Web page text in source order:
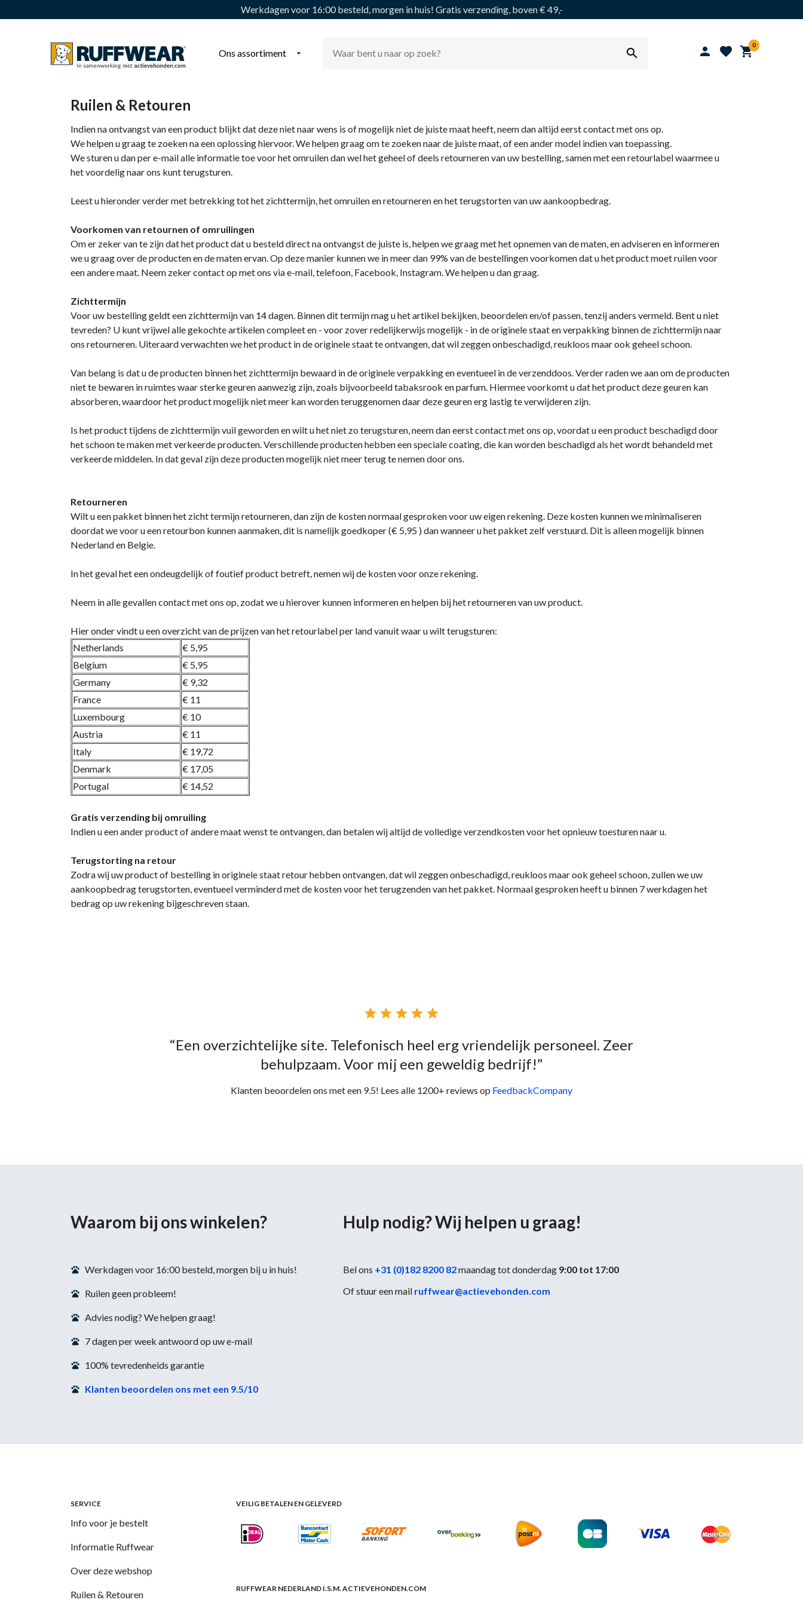
Werkdagen voor 16:00 besteld, morgen in huis! Gratis verzending, boven € 49,-
  0

Ons assortiment 
Ruilen & Retouren
Indien na ontvangst van een product blijkt dat deze niet naar wens is of mogelijk niet de juiste maat heeft, neem dan altijd eerst contact met ons op.
We helpen u graag te zoeken na een oplossing hiervoor. We helpen graag om te zoeken naar de juiste maat, of een ander model indien van toepassing.
We sturen u dan per e-mail alle informatie toe voor het omruilen dan wel het geheel of deels retourneren van uw bestelling, samen met een retourlabel waarmee u
het voordelig naar ons kunt terugsturen.
Leest u hieronder verder met betrekking tot het zichttermijn, het omruilen en retourneren en het terugstorten van uw aankoopbedrag.
Voorkomen van retournen of omruilingen
Om er zeker van te zijn dat het product dat u besteld direct na ontvangst de juiste is, helpen we graag met het opnemen van de maten, en adviseren en informeren
we u graag over de producten en de maten ervan. Op deze manier kunnen we in meer dan 99% van de bestellingen voorkomen dat u het product moet ruilen voor
een andere maat. Neem zeker contact op met ons via e-mail, telefoon, Facebook, Instagram. We helpen u dan graag.
Zichttermijn
Voor uw bestelling geldt een zichttermijn van 14 dagen. Binnen dit termijn mag u het artikel bekijken, beoordelen en/of passen, tenzij anders vermeld. Bent u niet
tevreden? U kunt vrijwel alle gekochte artikelen compleet en - voor zover redelijkerwijs mogelijk - in de originele staat en verpakking binnen de zichttermijn naar
ons retourneren. Uiteraard verwachten we het product in de originele staat te ontvangen, dat wil zeggen onbeschadigd, reukloos maar ook geheel schoon.
Van belang is dat u de producten binnen het zichttermijn bewaard in de originele verpakking en eventueel in de verzenddoos. Verder raden we aan om de producten
niet te bewaren in ruimtes waar sterke geuren aanwezig zijn, zoals bijvoorbeeld tabaksrook en parfum. Hiermee voorkomt u dat het product deze geuren kan
absorberen, waardoor het product mogelijk niet meer kan worden teruggenomen daar deze geuren erg lastig te verwijderen zijn.
Is het product tijdens de zichttermijn vuil geworden en wilt u het niet zo terugsturen, neem dan eerst contact met ons op, voordat u een product beschadigd door
het schoon te maken met verkeerde producten. Verschillende producten hebben een speciale coating, die kan worden beschadigd als het wordt behandeld met
verkeerde middelen. In dat geval zijn deze producten mogelijk niet meer terug te nemen door ons.
Retourneren
Wilt u een pakket binnen het zicht termijn retourneren, dan zijn de kosten normaal gesproken voor uw eigen rekening. Deze kosten kunnen we minimaliseren
doordat we voor u een retourbon kunnen aanmaken, dit is namelijk goedkoper (€ 5,95 ) dan wanneer u het pakket zelf verstuurd. Dit is alleen mogelijk binnen
Nederland en Belgie.
In het geval het een ondeugdelijk of foutief product betreft, nemen wij de kosten voor onze rekening.
Neem in alle gevallen contact met ons op, zodat we u hierover kunnen informeren en helpen bij het retourneren van uw product.
Hier onder vindt u een overzicht van de prijzen van het retourlabel per land vanuit waar u wilt terugsturen:
Netherlands
€ 5,95
Belgium
€ 5,95
Germany
€ 9,32
France
€ 11
Luxembourg
€ 10
Austria
€ 11
Italy
€ 19,72
Denmark
€ 17,05
Portugal
€ 14,52
Gratis verzending bij omruiling
Indien u een ander product of andere maat wenst te ontvangen, dan betalen wij altijd de volledige verzendkosten voor het opnieuw toesturen naar u.
Terugstorting na retour
Zodra wij uw product of bestelling in originele staat retour hebben ontvangen, dat wil zeggen onbeschadigd, reukloos maar ook geheel schoon, zullen we uw
aankoopbedrag terugstorten, eventueel verminderd met de kosten voor het terugzenden van het pakket. Normaal gesproken heeft u binnen 7 werkdagen het
bedrag op uw rekening bijgeschreven staan.
    
“Een overzichtelijke site. Telefonisch heel erg vriendelijk personeel. Zeer
behulpzaam. Voor mij een geweldig bedrijf!”
Klanten beoordelen ons met een 9.5! Lees alle 1200+ reviews op FeedbackCompany
Hulp nodig? Wij helpen u graag!
Bel ons +31 (0)182 8200 82maandag tot donderdag 9:00 tot 17:00
Of stuur een mail ruffwear@actievehonden.com
Waarom bij ons winkelen?
Werkdagen voor 16:00 besteld, morgen bij u in huis!
Ruilen geen probleem!
Advies nodig? We helpen graag!
7 dagen per week antwoord op uw e-mail
100% tevredenheids garantie
Klanten beoordelen ons met een 9.5/10
SERVICE
Info voor je bestelt
Informatie Ruffwear
Over deze webshop
Ruilen & Retouren
VEILIG BETALEN EN GELEVERD
RUFFWEAR NEDERLAND I.S.M. ACTIEVEHONDEN.COM